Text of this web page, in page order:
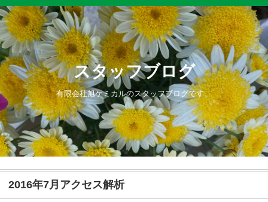
スタッフブログ
有限会社旭ケミカルのスタッフブログです。
2016年7月アクセス解析